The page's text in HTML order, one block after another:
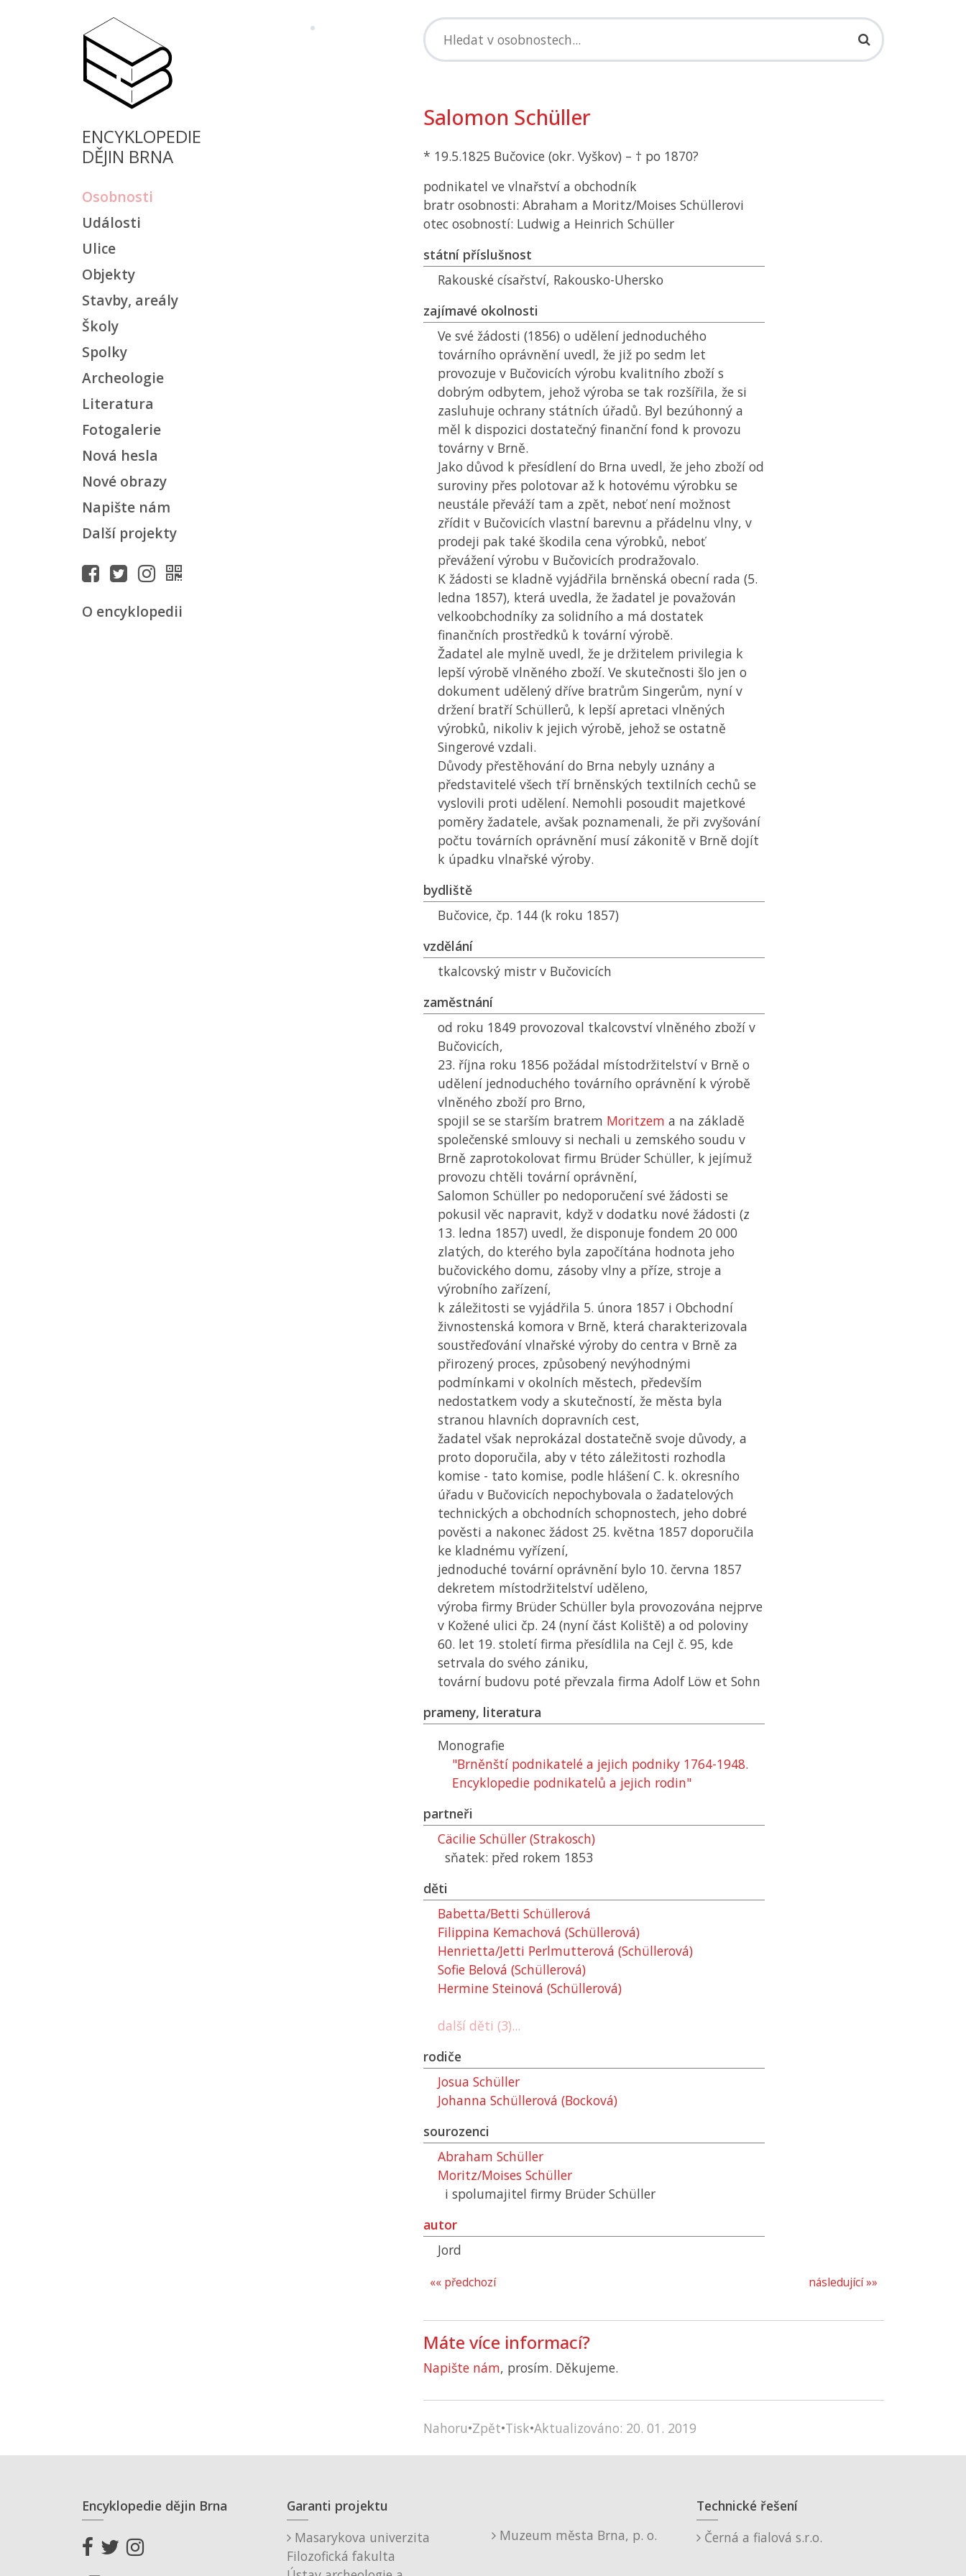
ENCYKLOPEDIE
DĚJIN BRNA
Osobnosti
Události
Ulice
Objekty
Stavby, areály
Školy
Spolky
Archeologie
Literatura
Fotogalerie
Nová hesla
Nové obrazy
Napište nám
Další projekty
O encyklopedii
Salomon Schüller
* 19.5.1825 Bučovice (okr. Vyškov) – † po 1870?
podnikatel ve vlnařství a obchodník
bratr osobnosti: Abraham a Moritz/Moises Schüllerovi
otec osobností: Ludwig a Heinrich Schüller
státní příslušnost
Rakouské císařství, Rakousko-Uhersko
zajímavé okolnosti
Ve své žádosti (1856) o udělení jednoduchého
továrního oprávnění uvedl, že již po sedm let
provozuje v Bučovicích výrobu kvalitního zboží s
dobrým odbytem, jehož výroba se tak rozšířila, že si
zasluhuje ochrany státních úřadů. Byl bezúhonný a
měl k dispozici dostatečný finanční fond k provozu
továrny v Brně.
Jako důvod k přesídlení do Brna uvedl, že jeho zboží od
suroviny přes polotovar až k hotovému výrobku se
neustále převáží tam a zpět, neboť není možnost
zřídit v Bučovicích vlastní barevnu a přádelnu vlny, v
prodeji pak také škodila cena výrobků, neboť
převážení výrobu v Bučovicích prodražovalo.
K žádosti se kladně vyjádřila brněnská obecní rada (5.
ledna 1857), která uvedla, že žadatel je považován
velkoobchodníky za solidního a má dostatek
finančních prostředků k tovární výrobě.
Žadatel ale mylně uvedl, že je držitelem privilegia k
lepší výrobě vlněného zboží. Ve skutečnosti šlo jen o
dokument udělený dříve bratrům Singerům, nyní v
držení bratří Schüllerů, k lepší apretaci vlněných
výrobků, nikoliv k jejich výrobě, jehož se ostatně
Singerové vzdali.
Důvody přestěhování do Brna nebyly uznány a
představitelé všech tří brněnských textilních cechů se
vyslovili proti udělení. Nemohli posoudit majetkové
poměry žadatele, avšak poznamenali, že při zvyšování
počtu továrních oprávnění musí zákonitě v Brně dojít
k úpadku vlnařské výroby.
bydliště
Bučovice, čp. 144 (k roku 1857)
vzdělání
tkalcovský mistr v Bučovicích
zaměstnání
od roku 1849 provozoval tkalcovství vlněného zboží v
Bučovicích,
23. října roku 1856 požádal místodržitelství v Brně o
udělení jednoduchého továrního oprávnění k výrobě
vlněného zboží pro Brno,
spojil se se starším bratrem Moritzem a na základě
společenské smlouvy si nechali u zemského soudu v
Brně zaprotokolovat firmu Brüder Schüller, k jejímuž
provozu chtěli tovární oprávnění,
Salomon Schüller po nedoporučení své žádosti se
pokusil věc napravit, když v dodatku nové žádosti (z
13. ledna 1857) uvedl, že disponuje fondem 20 000
zlatých, do kterého byla započítána hodnota jeho
bučovického domu, zásoby vlny a příze, stroje a
výrobního zařízení,
k záležitosti se vyjádřila 5. února 1857 i Obchodní
živnostenská komora v Brně, která charakterizovala
soustřeďování vlnařské výroby do centra v Brně za
přirozený proces, způsobený nevýhodnými
podmínkami v okolních městech, především
nedostatkem vody a skutečností, že města byla
stranou hlavních dopravních cest,
žadatel však neprokázal dostatečně svoje důvody, a
proto doporučila, aby v této záležitosti rozhodla
komise - tato komise, podle hlášení C. k. okresního
úřadu v Bučovicích nepochybovala o žadatelových
technických a obchodních schopnostech, jeho dobré
pověsti a nakonec žádost 25. května 1857 doporučila
ke kladnému vyřízení,
jednoduché tovární oprávnění bylo 10. června 1857
dekretem místodržitelství uděleno,
výroba firmy Brüder Schüller byla provozována nejprve
v Kožené ulici čp. 24 (nyní část Koliště) a od poloviny
60. let 19. století firma přesídlila na Cejl č. 95, kde
setrvala do svého zániku,
tovární budovu poté převzala firma Adolf Löw et Sohn
prameny, literatura
Monografie
"Brněnští podnikatelé a jejich podniky 1764-1948.
Encyklopedie podnikatelů a jejich rodin"
partneři
Cäcilie Schüller (Strakosch)
sňatek: před rokem 1853
děti
Babetta/Betti Schüllerová
Filippina Kemachová (Schüllerová)
Henrietta/Jetti Perlmutterová (Schüllerová)
Sofie Belová (Schüllerová)
Hermine Steinová (Schüllerová)
další děti (3)...
rodiče
Josua Schüller
Johanna Schüllerová (Bocková)
sourozenci
Abraham Schüller
Moritz/Moises Schüller
i spolumajitel firmy Brüder Schüller
autor
Jord
následující »»
«« předchozí
Máte více informací?
Napište nám, prosím. Děkujeme.
Nahoru•Zpět•Tisk•Aktualizováno: 20. 01. 2019
Encyklopedie dějin Brna
Garanti projektu
Masarykova univerzita
Filozofická fakulta
Muzeum města Brna, p. o.
Technické řešení
Černá a fialová s.r.o.